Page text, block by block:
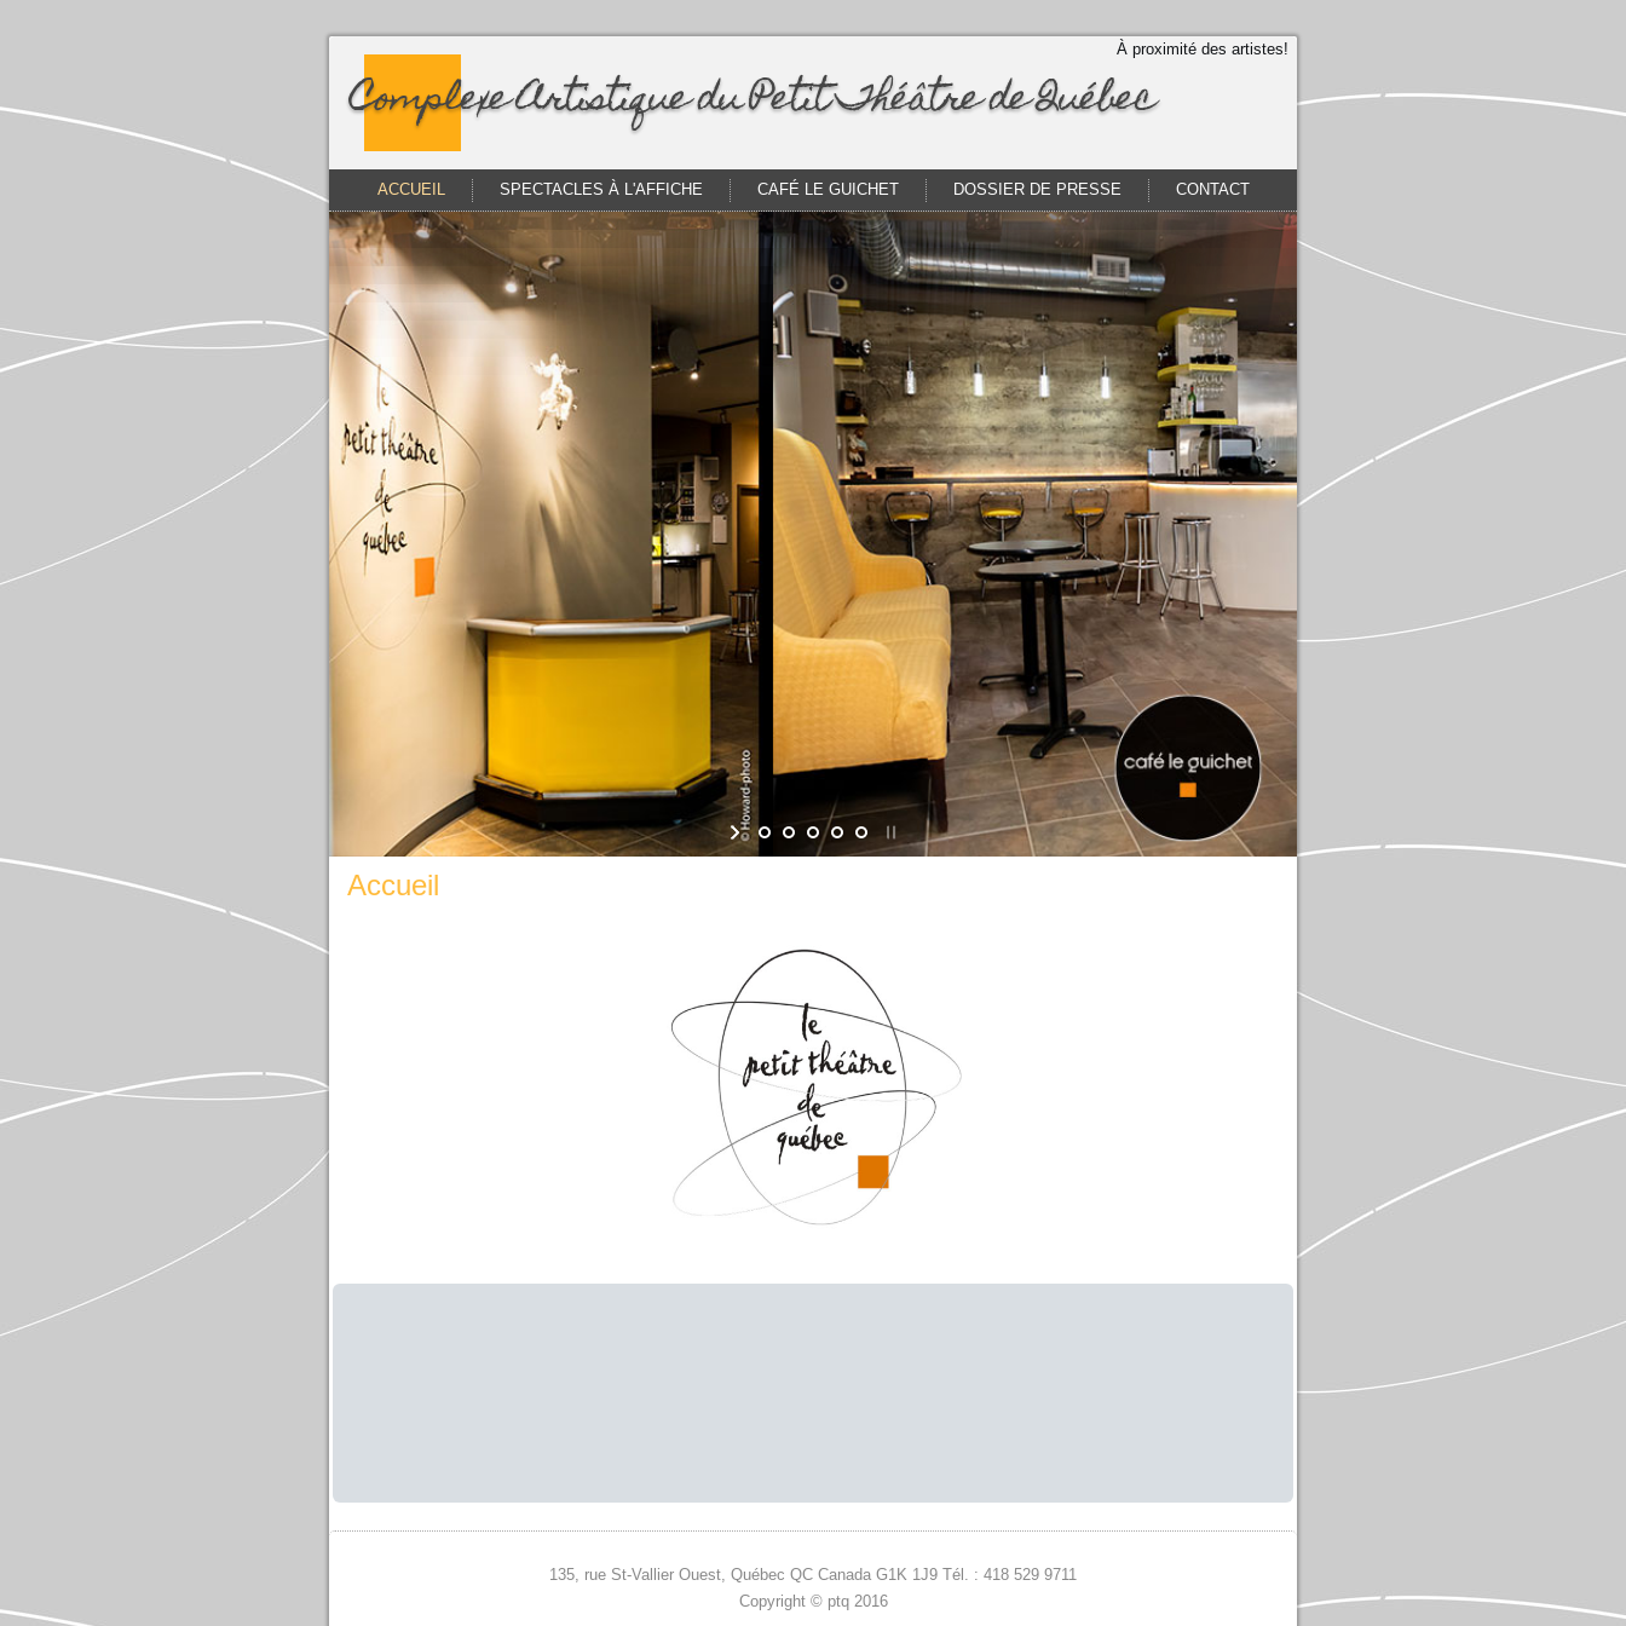
Complexe Artistique du Petit Théâtre de Québec
À proximité des artistes!
ACCUEIL SPECTACLES À L'AFFICHE CAFÉ LE GUICHET DOSSIER DE PRESSE CONTACT
Un Café-bar
à l'entrée du théâtre
Accueil
135, rue St-Vallier Ouest, Québec QC Canada G1K 1J9 Tél. : 418 529 9711
Copyright © ptq 2016